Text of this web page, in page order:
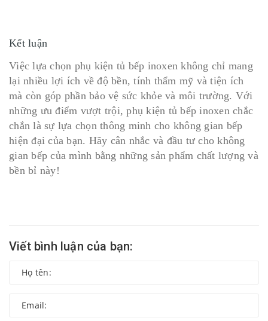
Kết luận
Việc lựa chọn phụ kiện tủ bếp inoxen không chỉ mang
lại nhiều lợi ích về độ bền, tính thẩm mỹ và tiện ích
mà còn góp phần bảo vệ sức khỏe và môi trường. Với
những ưu điểm vượt trội, phụ kiện tủ bếp inoxen chắc
chắn là sự lựa chọn thông minh cho không gian bếp
hiện đại của bạn. Hãy cân nhắc và đầu tư cho không
gian bếp của mình bằng những sản phẩm chất lượng và
bền bỉ này!
Viết bình luận của bạn: